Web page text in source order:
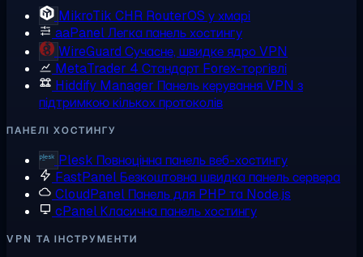
MikroTik CHR RouterOS у хмарі
aaPanelЛегка панель хостингу
WireGuard Сучасне, швидке ядро VPN
MetaTrader 4 Стандарт Forex-торгівлі
Hiddify Manager Панель керування VPN з
підтримкою кількох протоколів
ПАНЕЛІ ХОСТИНГУ
Plesk Повноцінна панель веб-хостингу
FastPanelБезкоштовна швидка панель сервера
CloudPanel Панель для PHP та Node.js
cPanelКласична панель хостингу
VPN ТА ІНСТРУМЕНТИ